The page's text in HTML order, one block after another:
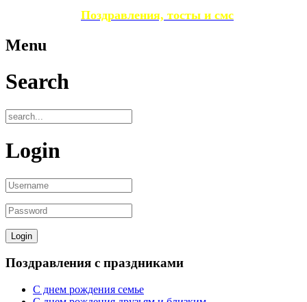
Поздравления, тосты и смс
Menu
Search
Login
Поздравления с праздниками
С днем рождения семье